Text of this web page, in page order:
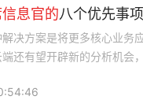
信息官的八个优先事项
决方案是将更多核心业务
还有望开辟新的分析机会